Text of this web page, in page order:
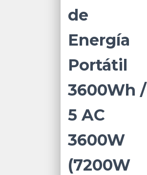
de
Energía
Portátil
3600Wh /
5 AC
3600W
(7200W